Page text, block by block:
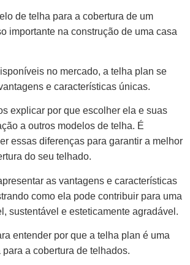
de telha para a cobertura de um
importante na construção de uma casa
no mercado, a telha plan se
e características únicas.
explicar por que escolher ela e suas
a outros modelos de telha. É
essas diferenças para garantir a melhor
do seu telhado.
as vantagens e características
como ela pode contribuir para uma
sustentável e esteticamente agradável.
entender por que a telha plan é uma
a cobertura de telhados.